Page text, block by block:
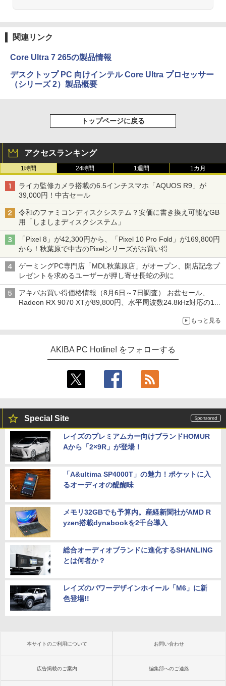
関連リンク
Core Ultra 7 265の製品情報
デスクトップ PC 向けインテル Core Ultra プロセッサー
（シリーズ 2）製品概要
トップページに戻る
アクセスランキング
1時間 24時間 1週間 1カ月
ライカ監修カメラ搭載の6.5インチスマホ「AQUOS R9」が
39,000円！中古セール
令和のファミコンディスクシステム？安価に書き換え可能なGB
用「しましまディスクシステム」
「Pixel 8」が42,300円から、「Pixel 10 Pro Fold」が169,800円
から！秋葉原で中古のPixelシリーズがお買い得
ゲーミングPC専門店「MDL秋葉原店」がオープン、開店記念プ
レゼントを求めるユーザーが押し寄せ長蛇の列に
アキバお買い得価格情報（8月6日～7日調査） お盆セール、
Radeon RX 9070 XTが89,800円、水平周波数24.8kHz対応の17
もっと見る
AKIBA PC Hotline! をフォローする
Special Site
レイズのプレミアムカー向けブランドHOMUR
Aから「2×9R」が登場！
「A&ultima SP4000T」の魅力！ポケットに入
るオーディオの醍醐味
メモリ32GBでも予算内。産経新聞社がAMD R
yzen搭載dynabookを2千台導入
総合オーディオブランドに進化するSHANLING
とは何者か？
レイズのパワーデザインホイール「M6」に新
色登場!!
本サイトのご利用について お問い合わせ
広告掲載のご案内 編集部へのご連絡